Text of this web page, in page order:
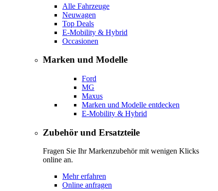
Alle Fahrzeuge
Neuwagen
Top Deals
E-Mobility & Hybrid
Occasionen
Marken und Modelle
Ford
MG
Maxus
Marken und Modelle entdecken
E-Mobility & Hybrid
Zubehör und Ersatzteile
Fragen Sie Ihr Markenzubehör mit wenigen Klicks
online an.
Mehr erfahren
Online anfragen